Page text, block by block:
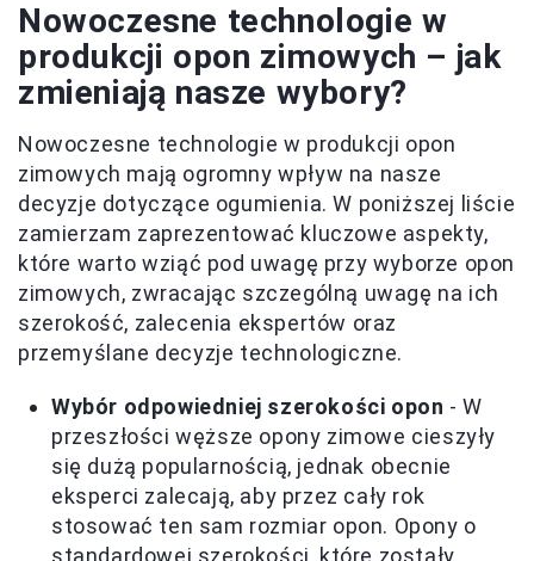
Nowoczesne technologie w
produkcji opon zimowych – jak
zmieniają nasze wybory?
Nowoczesne technologie w produkcji opon
zimowych mają ogromny wpływ na nasze
decyzje dotyczące ogumienia. W poniższej liście
zamierzam zaprezentować kluczowe aspekty,
które warto wziąć pod uwagę przy wyborze opon
zimowych, zwracając szczególną uwagę na ich
szerokość, zalecenia ekspertów oraz
przemyślane decyzje technologiczne.
Wybór odpowiedniej szerokości opon - W
przeszłości węższe opony zimowe cieszyły
się dużą popularnością, jednak obecnie
eksperci zalecają, aby przez cały rok
stosować ten sam rozmiar opon. Opony o
standardowej szerokości, które zostały